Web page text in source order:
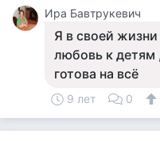
Ира Бавтрукевич
Я в своей
любовь к детям
готова на всё
9 лет 0